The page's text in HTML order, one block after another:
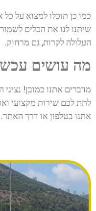
שיתנו לנו את הכלים
העלולה לקרות, גם מרחוק.
מה עושים
מדברים אתנו כמובן!
לתת לכם שירות מקצועי
אתנו בטלפון או דרך האתר.